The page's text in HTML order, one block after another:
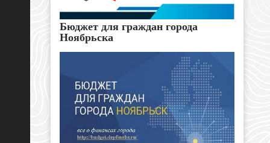
Бюджет для граждан города
Ноябрьска